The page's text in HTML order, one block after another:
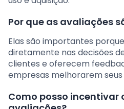
Por que as avaliações
Elas são importantes
diretamente nas decisões
clientes e oferecem
empresas melhorarem
Como posso incentivar